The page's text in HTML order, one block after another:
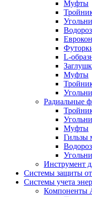
Муфты
L-
Муфты
Радиальные
Муфты
Гильзы
Инструмент
Системы защиты
Системы учета